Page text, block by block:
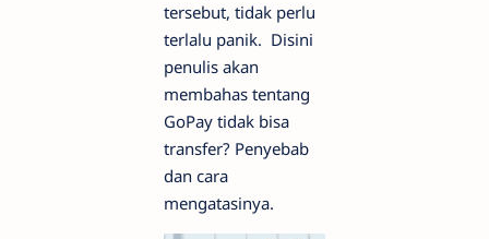
tersebut, tidak perlu
terlalu panik. Disini
penulis akan
membahas tentang
GoPay tidak bisa
transfer? Penyebab
dan cara
mengatasinya.